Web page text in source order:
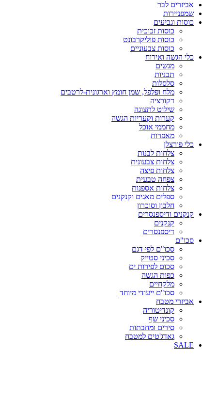
אביזרים לבר
שמפניירות
כוסות וגביעים
כוסות זכוכית
כוסות פוליקרבונט
כוסות צבעוניים
כלי הגשה ואירוח
מגשים
תבניות
סלסלות
מלח ופלפל, שמן חומץ וארגונית-לרטבים
דקורציה
שילוט לתצוגה
קערות וקעריות הגשה
מחממי אוכל
מאפרות
כלי פורצלן
צלחות לבנות
צלחות צבעונית
צלחות פיצה
צפחה טבעית
צלחות אספנות
ספלים מאגים וקנקנים
חלבון וסוכרון
קנקנים ודיספנסרים
קנקנים
דיספנסרים
סכו"ם
סכו"ם לפי דגם
סכיני סטייק
סכום לפירות ים
כפות הגשה
מלקחיים
סכו"ם ייעודי מיוחד
אביזרי מטבח
קונדיטוריה
סכיני שף
סירים ומחבתות
גאדג'טים למטבח
SALE